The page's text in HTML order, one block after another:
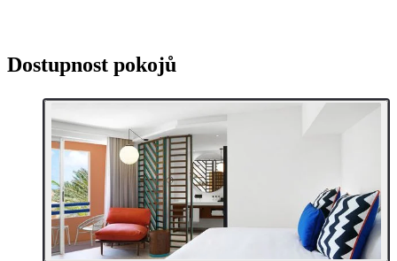
Dostupnost pokojů